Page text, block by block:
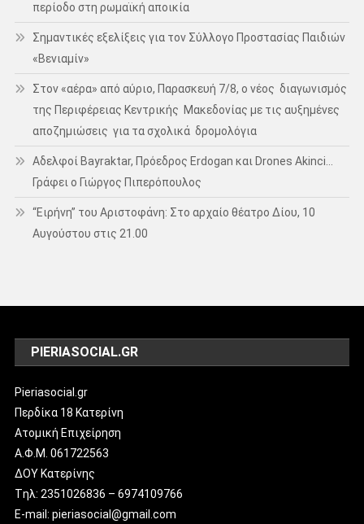
περίοδο στη ρωμαϊκή αποικία
Σημαντικές εξελίξεις για τον Σύλλογο Προστασίας Παιδιών
«Βενιαμίν»
Στον «αέρα» από αύριο, Παρασκευή 7/8, ο νέος διαγωνισμός
της Περιφέρειας Κεντρικής Μακεδονίας με τις αυξημένες
αποζημιώσεις για τα σχολικά δρομολόγια
Αδελφοί Bayraktar, Πρόεδρος Erdogan και Drones Akinci…
Γράφει ο Γιώργος Πιπερόπουλος
“Ειρήνη” του Αριστοφάνη: Στο αρχαίο θέατρο Δίου, 10
Αυγούστου στις 21.00
PIERIASOCIAL.GR
Pieriasocial.gr
Περδίκα 18 Κατερίνη
Ατομική Επιχείρηση
Α.Φ.Μ. 061722563
ΔΟΥ Κατερίνης
Tηλ: 2351026836 – 6974109766
E-mail: pieriasocial@gmail.com